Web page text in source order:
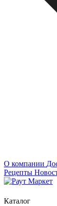
О компании
Рецепты
Каталог